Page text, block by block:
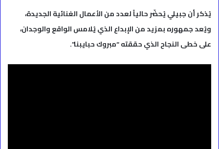
يُذكر أن جبيلي يُحضّر حالياً لعدد من الأعمال الغنائية الجديدة،
ويُعد جمهوره بمزيد من الإبداع الذي يُلامس الواقع والوجدان،
على خطى النجاح الذي حققته “مبروك حبايبنا”.